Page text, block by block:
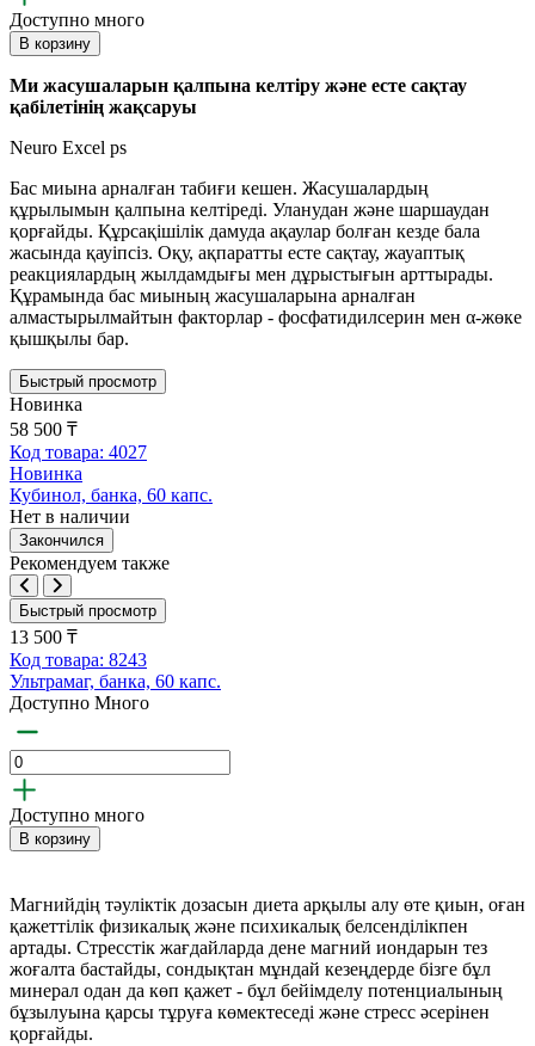
Доступно много
В корзину
Ми жасушаларын қалпына келтіру және есте сақтау
қабілетінің жақсаруы
Neuro Excel ps
Бас миына арналған табиғи кешен. Жасушалардың
құрылымын қалпына келтіреді. Уланудан және шаршаудан
қорғайды. Құрсақішілік дамуда ақаулар болған кезде бала
жасында қауіпсіз. Оқу, ақпаратты есте сақтау, жауаптық
реакциялардың жылдамдығы мен дұрыстығын арттырады.
Құрамында бас миының жасушаларына арналған
алмастырылмайтын факторлар - фосфатидилсерин мен α-жөке
қышқылы бар.
Быстрый просмотр
Новинка
58 500 ₸
Код товара: 4027
Новинка
Кубинол, банка, 60 капс.
Нет в наличии
Закончился
Рекомендуем также
Быстрый просмотр
13 500 ₸
Код товара: 8243
Ультрамаг, банка, 60 капс.
Доступно Много
Доступно много
В корзину
Магнийдің тәуліктік дозасын диета арқылы алу өте қиын, оған
қажеттілік физикалық және психикалық белсенділікпен
артады. Стресстік жағдайларда дене магний иондарын тез
жоғалта бастайды, сондықтан мұндай кезеңдерде бізге бұл
минерал одан да көп қажет - бұл бейімделу потенциалының
бұзылуына қарсы тұруға көмектеседі және стресс әсерінен
қорғайды.